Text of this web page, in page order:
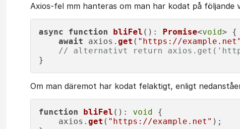
Axios-fel mm hanteras om man har kodat på följande
async function bliFel ( ): Promise<void> {
await axios. get ( "https://example.net"
// alternativt return
Om man däremot har kodat felaktigt, enligt
function bliFel ( ): void {
    axios.
get ( "https://example.net" );